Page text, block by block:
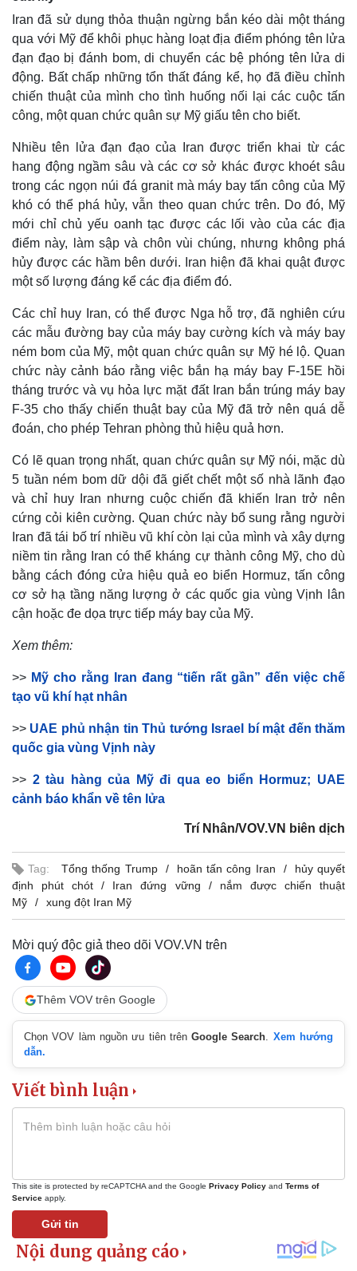
Pháp luật
Tin nóng
Tư vấn luật
Việt Nam
Iran đã sử dụng thỏa thuận ngừng bắn kéo dài một tháng
qua với Mỹ để khôi phục hàng loạt địa điểm phóng tên lửa
đạn đạo bị đánh bom, di chuyển các bệ phóng tên lửa di
động. Bất chấp những tổn thất đáng kể, họ đã điều chỉnh
chiến thuật của mình cho tình huống nối lại các cuộc tấn
công, một quan chức quân sự Mỹ giấu tên cho biết.
Nhiều tên lửa đạn đạo của Iran được triển khai từ các
hang động ngầm sâu và các cơ sở khác được khoét sâu
trong các ngọn núi đá granit mà máy bay tấn công của Mỹ
khó có thể phá hủy, vẫn theo quan chức trên. Do đó, Mỹ
mới chỉ chủ yếu oanh tạc được các lối vào của các địa
điểm này, làm sập và chôn vùi chúng, nhưng không phá
hủy được các hầm bên dưới. Iran hiện đã khai quật được
một số lượng đáng kể các địa điểm đó.
Các chỉ huy Iran, có thể được Nga hỗ trợ, đã nghiên cứu
các mẫu đường bay của máy bay cường kích và máy bay
ném bom của Mỹ, một quan chức quân sự Mỹ hé lộ. Quan
chức này cảnh báo rằng việc bắn hạ máy bay F-15E hồi
tháng trước và vụ hỏa lực mặt đất Iran bắn trúng máy bay
F-35 cho thấy chiến thuật bay của Mỹ đã trở nên quá dễ
đoán, cho phép Tehran phòng thủ hiệu quả hơn.
Có lẽ quan trọng nhất, quan chức quân sự Mỹ nói, mặc dù
5 tuần ném bom dữ dội đã giết chết một số nhà lãnh đạo
và chỉ huy Iran nhưng cuộc chiến đã khiến Iran trở nên
cứng cỏi kiên cường. Quan chức này bổ sung rằng người
Iran đã tái bố trí nhiều vũ khí còn lại của mình và xây dựng
niềm tin rằng Iran có thể kháng cự thành công Mỹ, cho dù
bằng cách đóng cửa hiệu quả eo biển Hormuz, tấn công
cơ sở hạ tầng năng lượng ở các quốc gia vùng Vịnh lân
cận hoặc đe dọa trực tiếp máy bay của Mỹ.
Xem thêm:
>> Mỹ cho rằng Iran đang “tiến rất gần” đến việc chế
tạo vũ khí hạt nhân
>> UAE phủ nhận tin Thủ tướng Israel bí mật đến thăm
quốc gia vùng Vịnh này
>> 2 tàu hàng của Mỹ đi qua eo biển Hormuz; UAE
cảnh báo khẩn về tên lửa
Trí Nhân/VOV.VN biên dịch
Tag: Tổng thống Trump hoãn tấn công Iran
hủy quyết
định phút chót
Iran đứng vững
nắm được chiến thuật
Mỹ
xung đột Iran Mỹ
Mời quý độc giả theo dõi VOV.VN trên
Thêm VOV trên Google
Chọn VOV làm nguồn ưu tiên trênGoogle Search. Xem hướng
dẫn.
Viết bình luận
This site is protected by reCAPTCHA and the Google Privacy Policy and Terms of
Service apply.
Gửi tin